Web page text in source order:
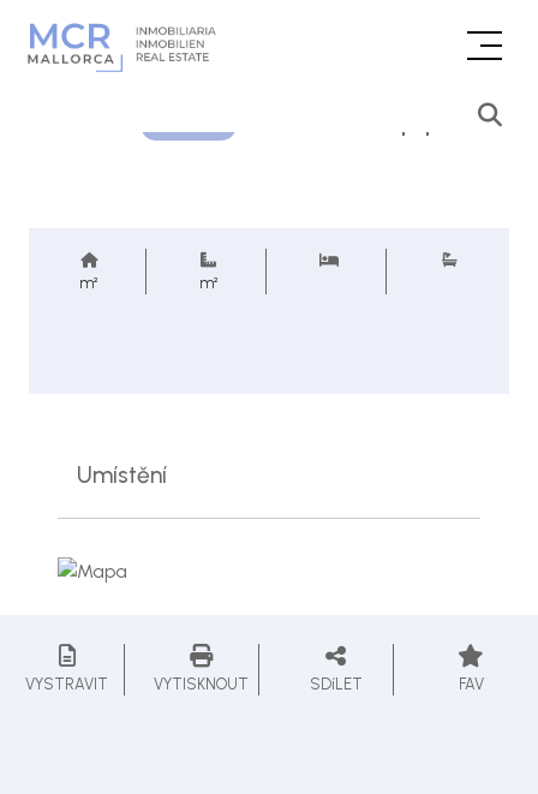
Cenová poptávka
m² m²
Umístění
VYSTRAVIT VYTISKNOUT SDíLET FAV